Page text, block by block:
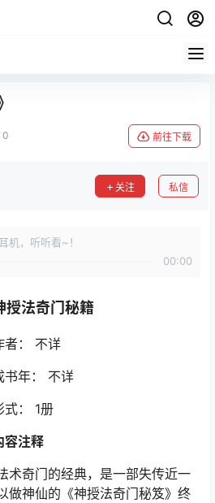
0 前往下载
关注 私信
机，听听看~！
00:00
授法奇门秘籍
者： 不详
书年： 不详
式： 1册
容注释
术奇门的经典，是一部失传近一
做神仙的《神授法奇门秘笈》终